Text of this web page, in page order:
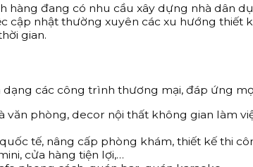
đang có nhu cầu xây dựng nhà dân
cập nhật thường xuyên các xu hướng
gian.
các công trình thương mại, đáp ứng
văn phòng, decor nội thất không gian làm
tế, nâng cấp phòng khám, thiết kế thi
cửa hàng tiện lợi,…